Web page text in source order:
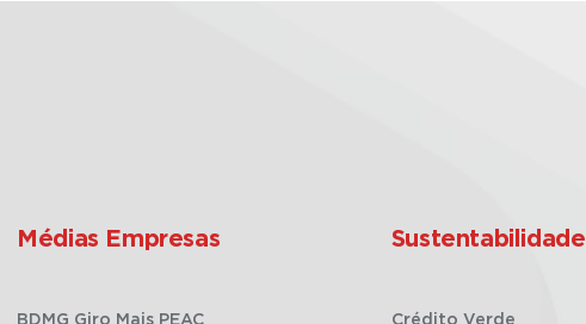
Médias Empresas
BDMG Giro Mais PEAC
Sustentabilidade
Crédito Verde